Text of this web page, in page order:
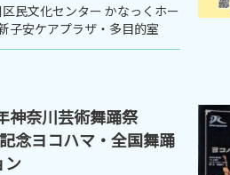
民文化センター かなっくホー
安ケアプラザ・多目的室
神奈川芸術舞踊祭
念ヨコハマ・全国舞踊
ン